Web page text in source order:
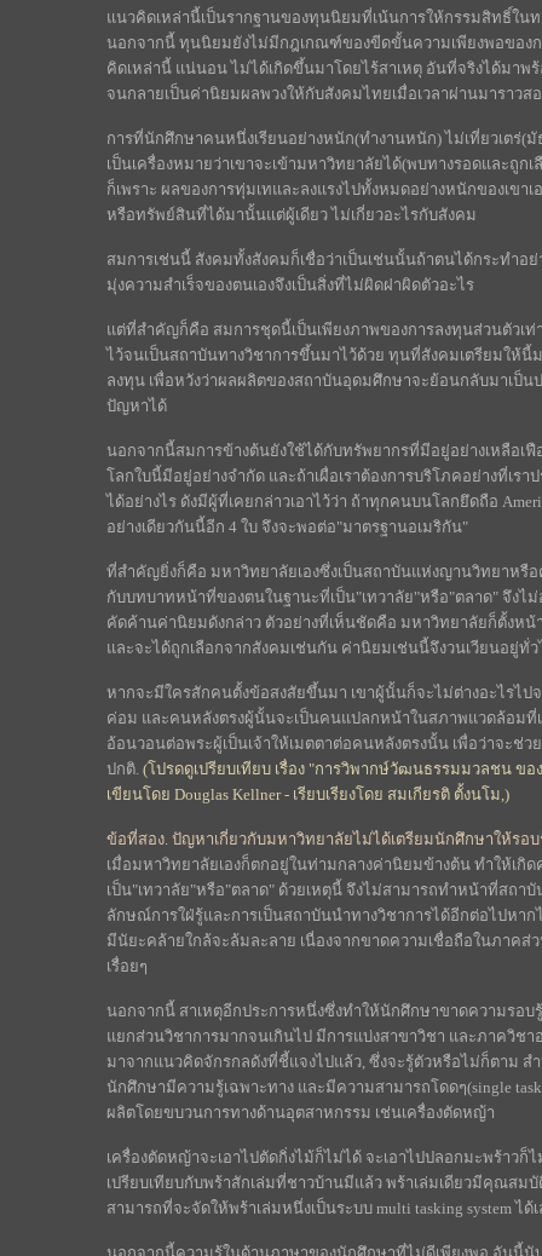
แนวคิดเหล่านี้เป็นรากฐานของทุนนิยมที่เน้นการให้กรรมสิทธิ์ใน
นอกจากนี้ ทุนนิยมยังไม่มีกฎเกณฑ์ของขีดขั้นความเพียงพอของก
คิดเหล่านี้ แน่นอน ไม่ได้เกิดขึ้นมาโดยไร้สาเหตุ อันที่จริงได้มาพร้
จนกลายเป็นค่านิยมผลพวงให้กับสังคมไทยเมื่อเวลาผ่านมาราวส
การที่นักศึกษาคนหนึ่งเรียนอย่างหนัก(ทำงานหนัก) ไม่เที่ยวเตร่(
เป็นเครื่องหมายว่าเขาจะเข้ามหาวิทยาลัยได้(พบทางรอดและถูก
ก็เพราะ ผลของการทุ่มเทและลงแรงไปทั้งหมดอย่างหนักของเขาเ
หรือทรัพย์สินที่ได้มานั้นแต่ผู้เดียว ไม่เกี่ยวอะไรกับสังคม
สมการเช่นนี้ สังคมทั้งสังคมก็เชื่อว่าเป็นเช่นนั้นถ้าตนได้กระทำอ
มุ่งความสำเร็จของตนเองจึงเป็นสิ่งที่ไม่ผิดฝาผิดตัวอะไร
แต่ที่สำคัญก็คือ สมการชุดนี้เป็นเพียงภาพของการลงทุนส่วนตัวเ
ไว้จนเป็นสถาบันทางวิชาการขึ้นมาไว้ด้วย ทุนที่สังคมเตรียมให้
ลงทุน เพื่อหวังว่าผลผลิตของสถาบันอุดมศึกษาจะย้อนกลับมาเป็
ปัญหาได้
นอกจากนี้สมการข้างต้นยังใช้ได้กับทรัพยากรที่มีอยู่อย่างเหลือเ
โลกใบนี้มีอยู่อย่างจำกัด และถ้าเผื่อเราต้องการบริโภคอย่างที่เร
ได้อย่างไร ดังมีผู้ที่เคยกล่าวเอาไว้ว่า ถ้าทุกคนบนโลกยึดถือ
อย่างเดียวกันนี้อีก 4 ใบ จึงจะพอต่อ"มาตรฐานอเมริกัน"
ที่สำคัญยิ่งก็คือ มหาวิทยาลัยเองซึ่งเป็นสถาบันแห่งญานวิทยาหรื
กับบทบาทหน้าที่ของตนในฐานะที่เป็น"เทวาลัย"หรือ"ตลาด" จึง
คัดค้านค่านิยมดังกล่าว ตัวอย่างที่เห็นชัดคือ มหาวิทยาลัยก็ตั้งหน้
และจะได้ถูกเลือกจากสังคมเช่นกัน ค่านิยมเช่นนี้จึงวนเวียนอยู่ทั่
หากจะมีใครสักคนตั้งข้อสงสัยขึ้นมา เขาผู้นั้นก็จะไม่ต่างอะไรไป
ค่อม และคนหลังตรงผู้นั้นจะเป็นคนแปลกหน้าในสภาพแวดล้อม
อ้อนวอนต่อพระผู้เป็นเจ้าให้เมตตาต่อคนหลังตรงนั้น เพื่อว่าจะช่
ปกติ. (โปรดดูเปรียบเทียบ เรื่อง "การวิพากษ์วัฒนธรรมมวลชน ของ
เขียนโดย Douglas Kellner - เรียบเรียงโดย สมเกียรติ ตั้งนโม,)
ข้อที่สอง. ปัญหาเกี่ยวกับมหาวิทยาลัยไม่ได้เตรียมนักศึกษาให้รอ
เมื่อมหาวิทยาลัยเองก็ตกอยู่ในท่ามกลางค่านิยมข้างต้น ทำให้เกิ
เป็น"เทวาลัย"หรือ"ตลาด" ด้วยเหตุนี้ จึงไม่สามารถทำหน้าที่สถา
ลักษณ์การใฝ่รู้และการเป็นสถาบันนำทางวิชาการได้อีกต่อไปหา
มีนัยะคล้ายใกล้จะล้มละลาย เนื่องจากขาดความเชื่อถือในภาคส่
เรื่อยๆ
นอกจากนี้ สาเหตุอีกประการหนึ่งซึ่งทำให้นักศึกษาขาดความรอบ
แยกส่วนวิชาการมากจนเกินไป มีการแบ่งสาขาวิชา และภาควิชา
มาจากแนวคิดจักรกลดังที่ชี้แจงไปแล้ว, ซึ่งจะรู้ตัวหรือไม่ก็ตาม ส
นักศึกษามีความรู้เฉพาะทาง และมีความสามารถโดดๆ(single
ผลิตโดยขบวนการทางด้านอุตสาหกรรม เช่นเครื่องตัดหญ้า
เครื่องตัดหญ้าจะเอาไปตัดกิ่งไม้ก็ไม่ได้ จะเอาไปปลอกมะพร้าวก็
เปรียบเทียบกับพร้าสักเล่มที่ชาวบ้านมีแล้ว พร้าเล่มเดียวมีคุณสม
สามารถที่จะจัดให้พร้าเล่มหนึ่งเป็นระบบ multi tasking system ได้